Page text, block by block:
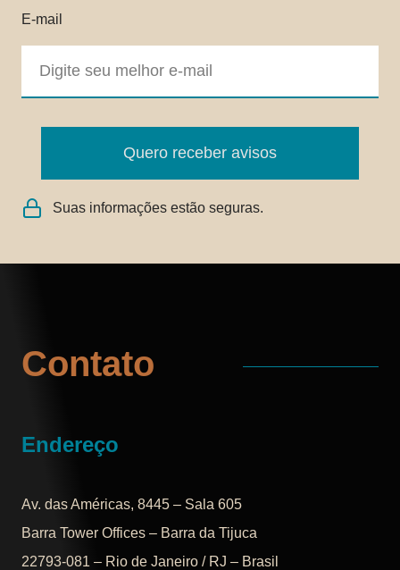
E-mail
Quero receber avisos
Suas informações estão seguras.
Contato
Endereço
Av. das Américas, 8445 – Sala 605
Barra Tower Offices – Barra da Tijuca
22793-081 – Rio de Janeiro / RJ – Brasil